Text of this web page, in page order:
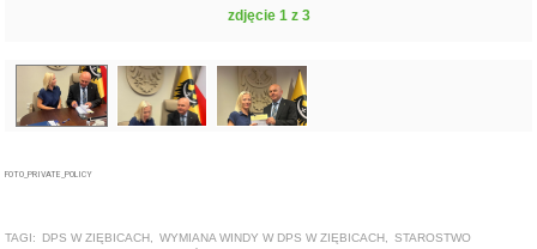
zdjęcie 1 z 3
FOTO_PRIVATE_POLICY
TAGI: DPS W ZIĘBICACH WYMIANA WINDY W DPS W ZIĘBICACH
STAROSTWO